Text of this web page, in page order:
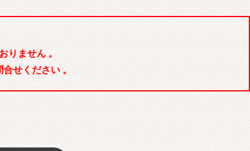
りません 。
せください 。